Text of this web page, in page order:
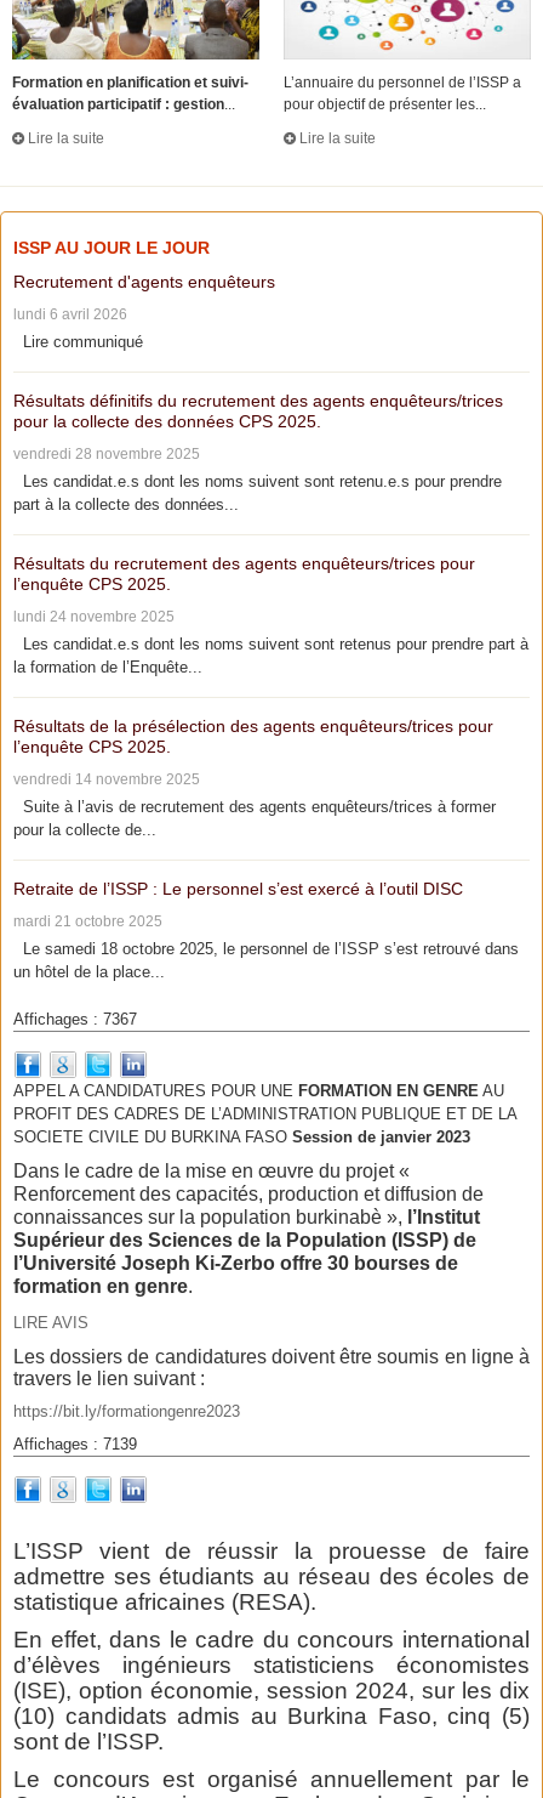
Formation en planification et suivi-
évaluation participatif : gestion...
Lire la suite
L’annuaire du personnel de l’ISSP a
pour objectif de présenter les...
Lire la suite
ISSP AU JOUR LE JOUR
Recrutement d'agents enquêteurs
lundi 6 avril 2026
Lire communiqué
Résultats définitifs du recrutement des agents enquêteurs/trices
pour la collecte des données CPS 2025.
vendredi 28 novembre 2025
Les candidat.e.s dont les noms suivent sont retenu.e.s pour prendre
part à la collecte des données...
Résultats du recrutement des agents enquêteurs/trices pour
l’enquête CPS 2025.
lundi 24 novembre 2025
Les candidat.e.s dont les noms suivent sont retenus pour prendre part à
la formation de l’Enquête...
Résultats de la présélection des agents enquêteurs/trices pour
l’enquête CPS 2025.
vendredi 14 novembre 2025
Suite à l’avis de recrutement des agents enquêteurs/trices à former
pour la collecte de...
Retraite de l’ISSP : Le personnel s’est exercé à l’outil DISC
mardi 21 octobre 2025
Le samedi 18 octobre 2025, le personnel de l’ISSP s’est retrouvé dans
un hôtel de la place...
Affichages : 7367
APPEL A CANDIDATURES POUR UNE FORMATION EN GENRE AU
PROFIT DES CADRES DE L’ADMINISTRATION PUBLIQUE ET DE LA
SOCIETE CIVILE DU BURKINA FASO Session de janvier 2023
Dans le cadre de la mise en œuvre du projet «
Renforcement des capacités, production et diffusion de
connaissances sur la population burkinabè », l’Institut
Supérieur des Sciences de la Population (ISSP) de
l’Université Joseph Ki-Zerbo offre 30 bourses de
formation en genre.
LIRE AVIS
Les dossiers de candidatures doivent être soumis en ligne à
travers le lien suivant :
https://bit.ly/formationgenre2023
Affichages : 7139
L’ISSP vient de réussir la prouesse de faire
admettre ses étudiants au réseau des écoles de
statistique africaines (RESA).
En effet, dans le cadre du concours international
d’élèves ingénieurs statisticiens économistes
(ISE), option économie, session 2024, sur les dix
(10) candidats admis au Burkina Faso, cinq (5)
sont de l’ISSP.
Le concours est organisé annuellement par le